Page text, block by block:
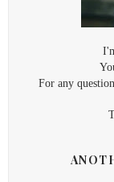
For any